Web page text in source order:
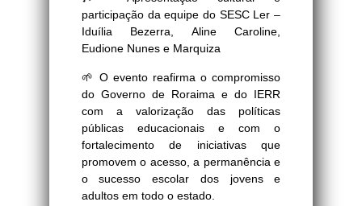
participação da equipe do SESC Ler –
Iduília Bezerra, Aline Caroline,
Eudione Nunes e Marquiza
🌱 O evento reafirma o compromisso
do Governo de Roraima e do IERR
com a valorização das políticas
públicas educacionais e com o
fortalecimento de iniciativas que
promovem o acesso, a permanência e
o sucesso escolar dos jovens e
adultos em todo o estado.